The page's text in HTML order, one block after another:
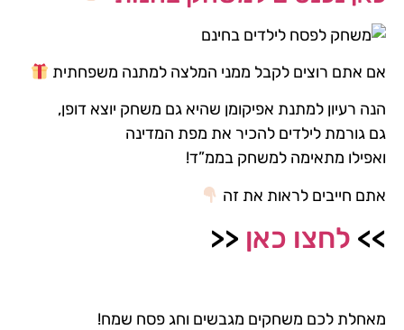
אם אתם רוצים לקבל ממני המלצה למתנה משפחתית
הנה רעיון למתנת אפיקומן שהיא גם משחק יוצא דופן,
גם גורמת לילדים להכיר את מפת המדינה
ואפילו מתאימה למשחק בממ”ד!
אתם חייבים לראות את זה
>> לחצו כאן <<
מאחלת לכם משחקים מגבשים וחג פסח שמח!